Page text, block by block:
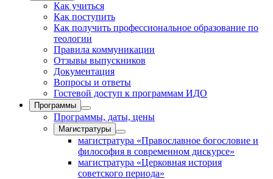
Как учиться
Как поступить
Как получить профессиональное образование по
теологии
Правила коммуникации
Отзывы выпускников
Документация
Вопросы и ответы
Гостевой доступ к программам ИДО
Программы
Программы, даты, цены
Магистратуры
магистратура «Православное богословие и
философия в современном дискурсе»
магистратура «Церковная история
советского периода»